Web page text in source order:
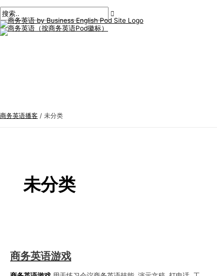
至
内
容
菜
商务英语播客 / 未分类
未分类
商务英语游戏
分
页
商
务
英
搜
索
: